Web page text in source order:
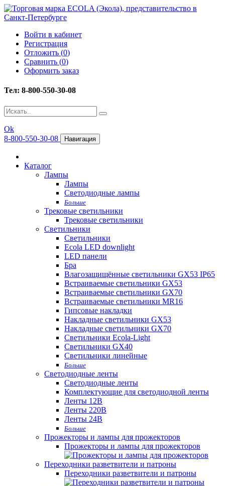
Войти в кабинет
Регистрация
Отложить (0)
Сравнить (0)
Оформить заказ
Тел: 8-800-550-30-08
Ok
8-800-550-30-08
Навигация
Каталог
Лампы
Лампы
Светодиодные лампы
Больше
Трековые светильники
Трековые светильники
Светильники
Светильники
Ecola LED downlight
LED панели
Бра
Влагозащищённые светильники GX53 IP65
Встраиваемые светильники GX53
Встраиваемые светильники GX70
Встраиваемые светильники MR16
Гипсовые накладки
Накладные светильники GX53
Накладные светильники GX70
Светильники Ecola-Light
Светильники GX40
Светильники линейные
Больше
Светодиодные ленты
Светодиодные ленты
Комплектующие для светодиодной ленты
Ленты 12В
Ленты 220В
Ленты 24В
Больше
Прожекторы и лампы для прожекторов
Прожекторы и лампы для прожекторов
Переходники разветвители и патроны
Переходники разветвители и патроны